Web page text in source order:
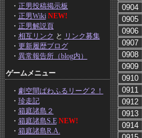
・ 正男投稿掲示板
・ 正男Wiki NEW!
・ 正男解説頁
・ 相互リンク と リンク募集
・ 更新履歴ブログ
・ 異常報告所（blog内）
ゲームメニュー
・ 劇空間ぱわふるリーグ２！
・ 珍走記
・ 箱庭諸島２
・ 箱庭諸島S.E NEW!
・ 箱庭諸島R.A.